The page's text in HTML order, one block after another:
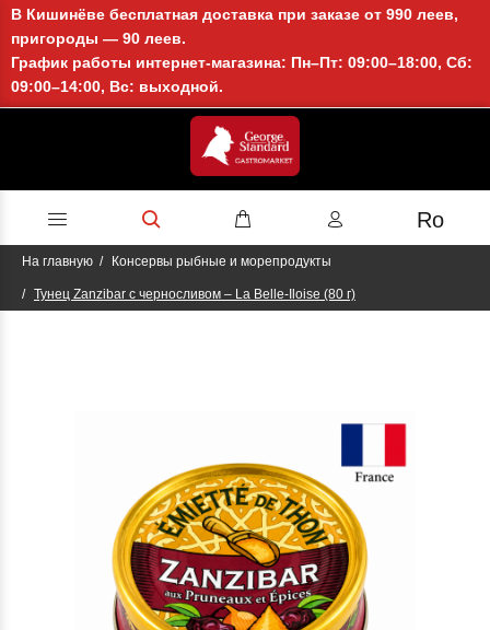
В Кишинёве бесплатная доставка при заказе от 990 леев,
пригороды — 90 леев.
График работы интернет-магазина: Пн–Пт: 09:00–18:00, Сб:
09:00–14:00, Вс: выходной.
Ro
На главную Консервы рыбные и морепродукты
Тунец Zanzibar с черносливом – La Belle-Iloise (80 г)